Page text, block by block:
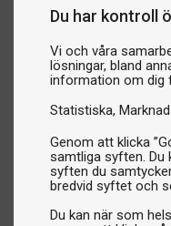
Du har kontroll
Vi och våra
lösningar, bland
information om dig
Statistiska
Genom att klicka
samtliga syften. Du
syften du
bredvid syftet och
Du kan när som